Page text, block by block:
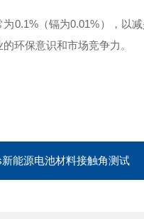
0.1%（镉为0.01%），以
环保意识和市场竞争力。
能源电池材料接触角测试